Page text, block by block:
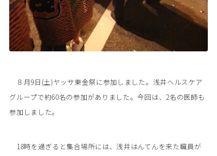
８月9日(土)ヤッサ東金祭に参加しました。浅井ヘルスケア
グループで約60名の参加がありました。今回は、2名の医師も
参加しました。
18時を過ぎると集合場所には、浅井はんてんを来た職員が